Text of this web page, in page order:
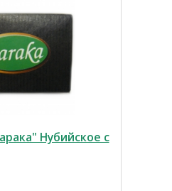
Нубийское с